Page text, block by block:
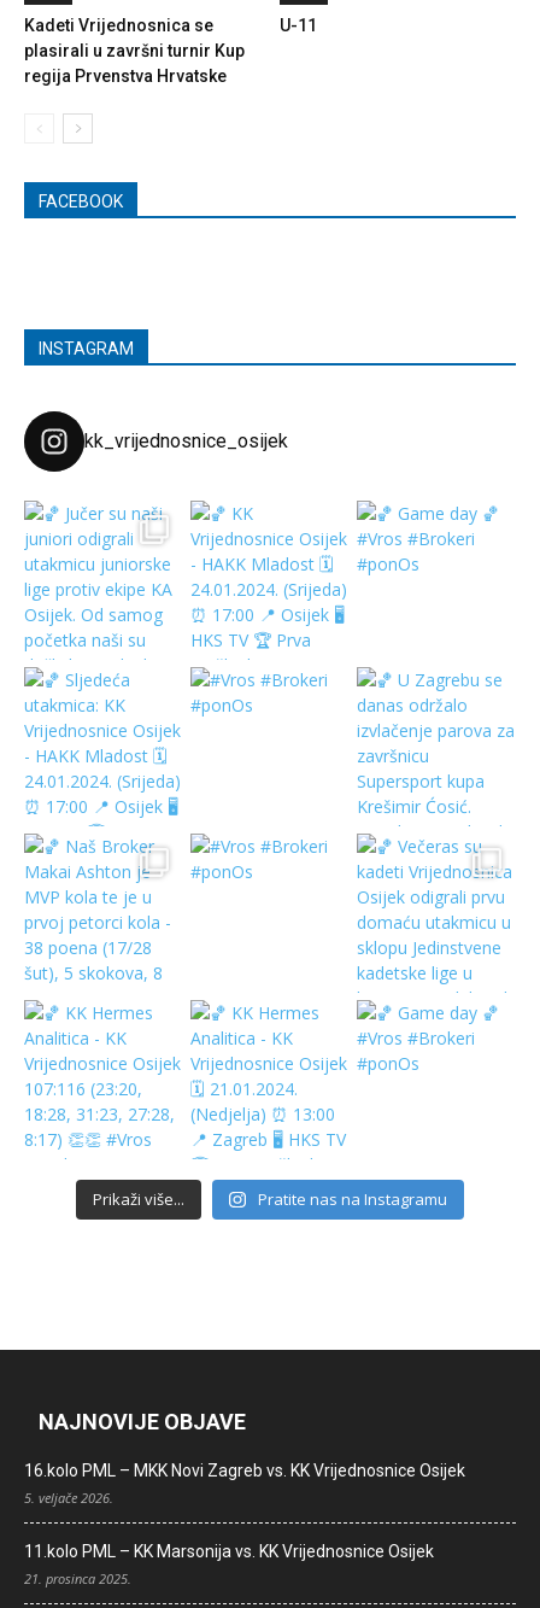
Kadeti Vrijednosnica se
plasirali u završni turnir Kup
regija Prvenstva Hrvatske
U-11
FACEBOOK
INSTAGRAM
kk_vrijednosnice_osijek
Prikaži više... Pratite nas na Instagramu
NAJNOVIJE OBJAVE
16.kolo PML – MKK Novi Zagreb vs. KK Vrijednosnice Osijek
5. veljače 2026.
11.kolo PML – KK Marsonija vs. KK Vrijednosnice Osijek
21. prosinca 2025.